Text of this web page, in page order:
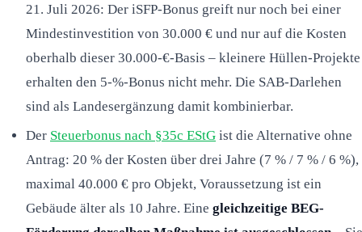
21. Juli 2026: Der iSFP-Bonus greift nur noch bei einer
Mindestinvestition von 30.000 € und nur auf die Kosten
oberhalb dieser 30.000-€-Basis – kleinere Hüllen-Projekte
erhalten den 5-%-Bonus nicht mehr. Die SAB-Darlehen
sind als Landesergänzung damit kombinierbar.
Der Steuerbonus nach §35c EStG ist die Alternative ohne
Antrag: 20 % der Kosten über drei Jahre (7 % / 7 % / 6 %),
maximal 40.000 € pro Objekt, Voraussetzung ist ein
Gebäude älter als 10 Jahre. Eine gleichzeitige BEG-